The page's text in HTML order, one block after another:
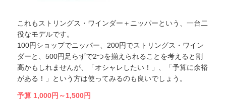
これもストリングス・ワインダー＋ニッパーという、一台二
役なモデルです。
100円ショップでニッパー、200円でストリングス・ワイン
ダーと、500円足らずで2つを揃えられることを考えると割
高かもしれませんが、「オシャレしたい！」、「予算に余裕
がある！」という方は使ってみるのも良いでしょう。
予算 1,000円～1,500円